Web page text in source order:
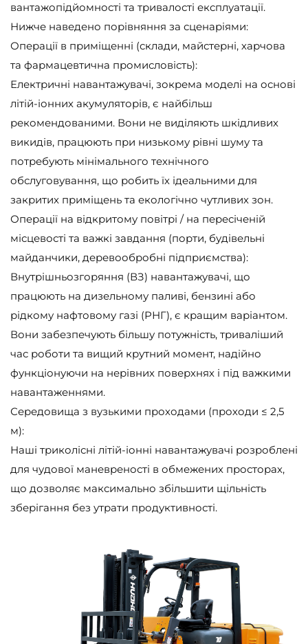
вантажопідйомності та тривалості експлуатації.
Нижче наведено порівняння за сценаріями:
Операції в приміщенні (склади, майстерні, харчова
та фармацевтична промисловість):
Електричні навантажувачі, зокрема моделі на основі
літій-іонних акумуляторів, є найбільш
рекомендованими. Вони не виділяють шкідливих
викидів, працюють при низькому рівні шуму та
потребують мінімального технічного
обслуговування, що робить їх ідеальними для
закритих приміщень та екологічно чутливих зон.
Операції на відкритому повітрі / на пересіченій
місцевості та важкі завдання (порти, будівельні
майданчики, деревообробні підприємства):
Внутрішньозгоряння (ВЗ) навантажувачі, що
працюють на дизельному паливі, бензині або
рідкому нафтовому газі (РНГ), є кращим варіантом.
Вони забезпечують більшу потужність, триваліший
час роботи та вищий крутний момент, надійно
функціонуючи на нерівних поверхнях і під важкими
навантаженнями.
Середовища з вузькими проходами (проходи ≤ 2,5
м):
Наші триколісні літій-іонні навантажувачі розроблені
для чудової маневреності в обмежених просторах,
що дозволяє максимально збільшити щільність
зберігання без утрати продуктивності.